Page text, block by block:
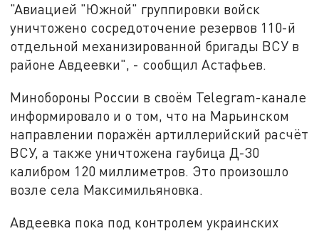
"Авиацией "Южной" группировки войск
уничтожено сосредоточение резервов 110-й
отдельной механизированной бригады ВСУ в
районе Авдеевки", - сообщил Астафьев.
Минобороны России в своём Telegram-канале
информировало и о том, что на Марьинском
направлении поражён артиллерийский расчёт
ВСУ, а также уничтожена гаубица Д-30
калибром 120 миллиметров. Это произошло
возле села Максимильяновка.
Авдеевка пока под контролем украинских